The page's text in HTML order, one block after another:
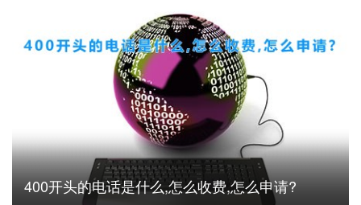
400开头的电话是什么,怎么收费,怎么申请?